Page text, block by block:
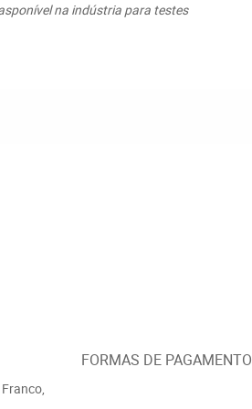
na indústria para testes
FORMAS DE PAGAMENTO